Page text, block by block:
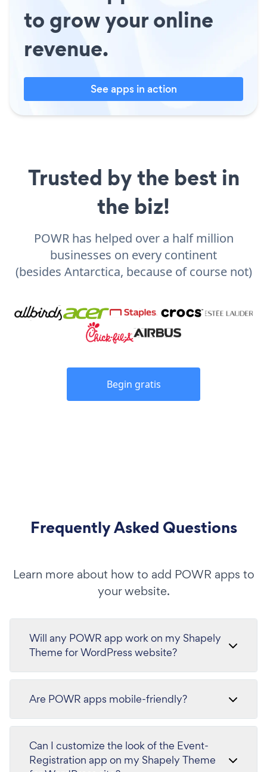
to grow your online
revenue.
See apps in action
Trusted by the best in
the biz!
POWR has helped over a half million
businesses on every continent
(besides Antarctica, because of course not)
Begin gratis
Frequently Asked Questions
Learn more about how to add POWR apps to
your website.
Will any POWR app work on my Shapely
Theme for WordPress website?
Are POWR apps mobile-friendly?
Can I customize the look of the Event-
Registration app on my Shapely Theme